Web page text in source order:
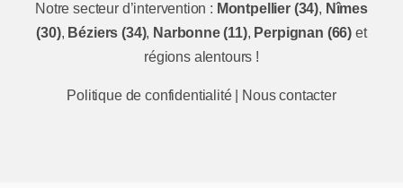
Notre secteur d’intervention : Montpellier (34), Nîmes
(30), Béziers (34), Narbonne (11), Perpignan (66) et
régions alentours !
Politique de confidentialité| Nous contacter